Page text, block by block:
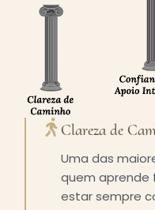
Clareza de
Uma das
quem aprende
estar sempre